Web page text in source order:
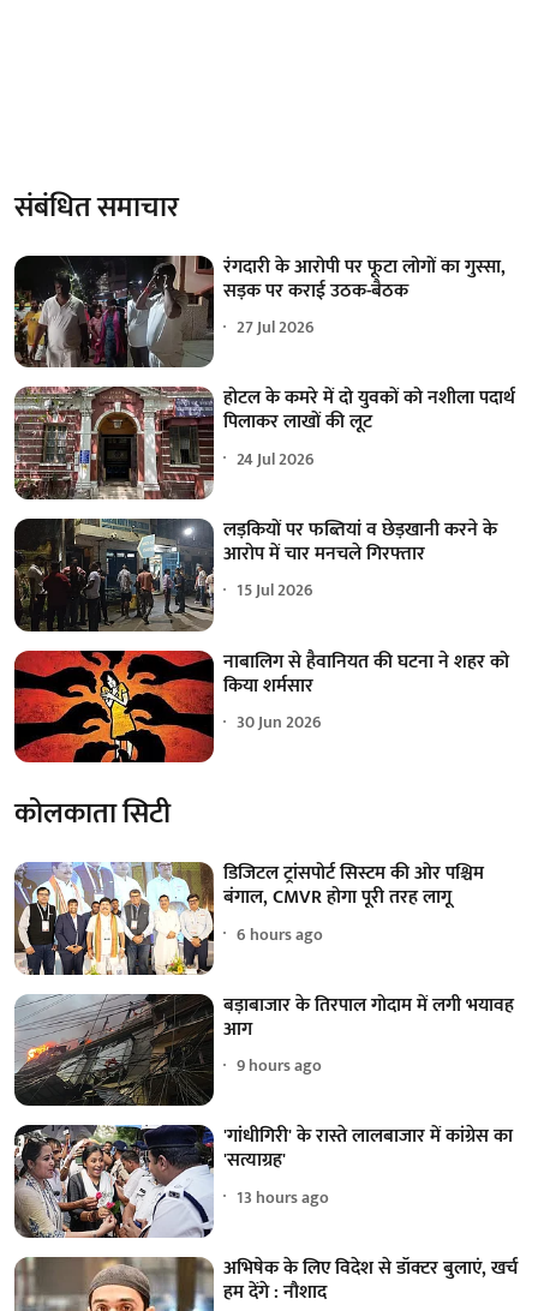
संबंधित समाचार
रंगदारी के आरोपी पर फूटा लोगों का गुस्सा,
सड़क पर कराई उठक-बैठक
27 Jul 2026
होटल के कमरे में दो युवकों को नशीला पदार्थ
पिलाकर लाखों की लूट
24 Jul 2026
लड़कियों पर फब्तियां व छेड़खानी करने के
आरोप में चार मनचले गिरफ्तार
15 Jul 2026
नाबालिग से हैवानियत की घटना ने शहर को
किया शर्मसार
30 Jun 2026
कोलकाता सिटी
डिजिटल ट्रांसपोर्ट सिस्टम की ओर पश्चिम
बंगाल, CMVR होगा पूरी तरह लागू
6 hours ago
बड़ाबाजार के तिरपाल गोदाम में लगी भयावह
आग
9 hours ago
'गांधीगिरी' के रास्ते लालबाजार में कांग्रेस का
'सत्याग्रह'
13 hours ago
अभिषेक के लिए विदेश से डॉक्टर बुलाएं, खर्च
हम देंगे : नौशाद